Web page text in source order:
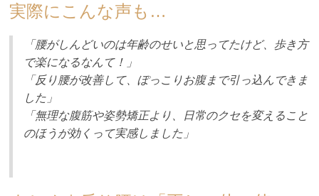
実際にこんな声も…
「腰がしんどいのは年齢のせいと思ってたけど、歩き方
で楽になるなんて！」
「反り腰が改善して、ぽっこりお腹まで引っ込んできま
した」
「無理な腹筋や姿勢矯正より、日常のクセを変えること
のほうが効くって実感しました」